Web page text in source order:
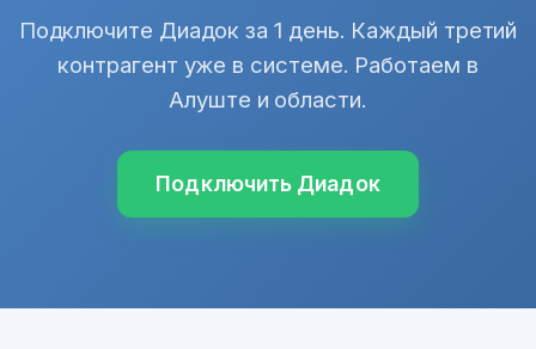
Подключите Диадок за 1 день. Каждый третий
контрагент уже в системе. Работаем в
Алуште и области.
Подключить Диадок